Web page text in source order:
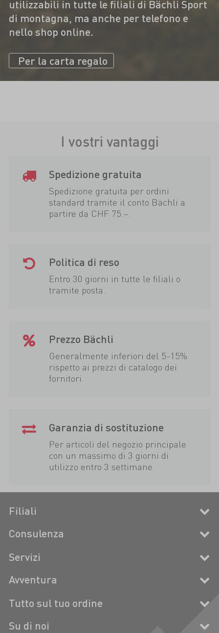
utilizzabili in tutte le filiali di Bächli Sport
di montagna, ma anche per telefono e
nello shop online.
Per la carta regalo
I vostri vantaggi
Spedizione gratuita
Spedizione gratuita per ordini
standard tramite il conto Bächli a
partire da CHF 75.–.
Politica di reso
Entro 30 giorni in tutte le filiali o
tramite posta.
Prezzo Bächli
Generalmente inferiori del 5-15%
rispetto ai prezzi di catalogo dei
fornitori.
Garanzia di sostituzione
Per articoli del negozio principale
con un massimo di 3 giorni di
utilizzo entro 3 settimane.
Filiali
Consulenza
Servizi
Avventura
Tutto sul tuo ordine
Su di noi